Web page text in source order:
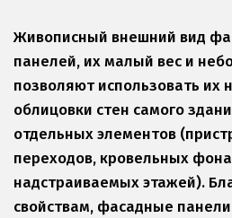
Живописный внешний вид
панелей, их малый вес и
позволяют использовать их
облицовки стен самого
отдельных элементов
переходов, кровельных
надстраиваемых этажей).
свойствам, фасадные